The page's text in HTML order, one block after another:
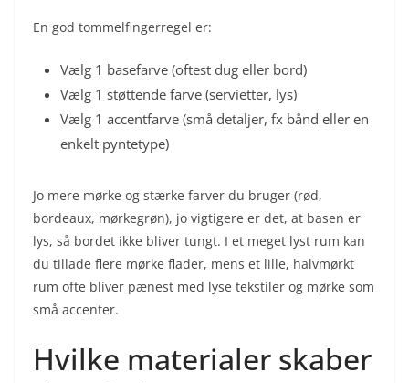
En god tommelfingerregel er:
Vælg 1 basefarve (oftest dug eller bord)
Vælg 1 støttende farve (servietter, lys)
Vælg 1 accentfarve (små detaljer, fx bånd eller en
enkelt pyntetype)
Jo mere mørke og stærke farver du bruger (rød,
bordeaux, mørkegrøn), jo vigtigere er det, at basen er
lys, så bordet ikke bliver tungt. I et meget lyst rum kan
du tillade flere mørke flader, mens et lille, halvmørkt
rum ofte bliver pænest med lyse tekstiler og mørke som
små accenter.
Hvilke materialer skaber